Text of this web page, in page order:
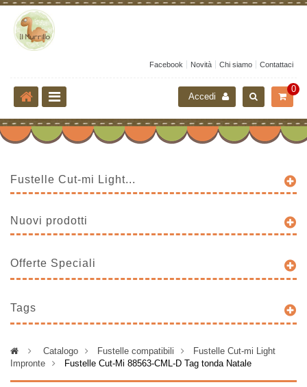
Facebook Novità Chi siamo Contattaci
0
Accedi
Fustelle Cut-mi Light...
Nuovi prodotti
Offerte Speciali
Tags
> Catalogo > Fustelle compatibili >
Fustelle Cut-mi Light
Impronte
> Fustelle Cut-Mi 88563-CML-D Tag tonda Natale